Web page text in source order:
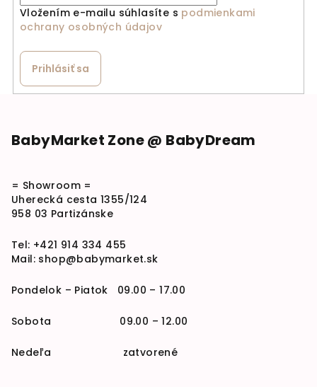
Vložením e-mailu súhlasíte s podmienkami
ochrany osobných údajov
Prihlásiť sa
BabyMarket Zone @ BabyDream
= Showroom =
Uherecká cesta 1355/124
958 03 Partizánske
Tel: +421 914 334 455
Mail: shop@babymarket.sk
Pondelok – Piatok 09.00 – 17.00
Sobota 09.00 – 12.00
Nedeľa zatvorené